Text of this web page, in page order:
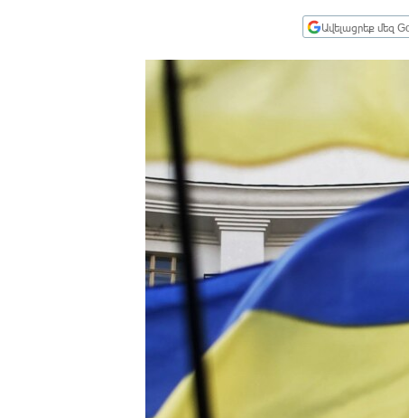
ՄԵԿՆԱԲԱՆՈՒԹՅՈՒՆ
ՁԳՏԵԼՈՎ ԼԱՎԱԳՈՒՅՆԻՆ
Ավելացրեք մեզ